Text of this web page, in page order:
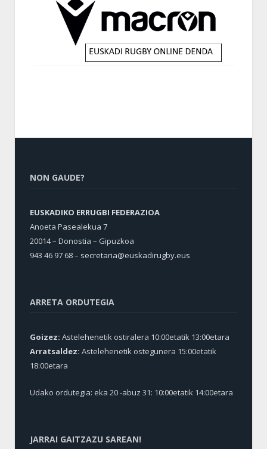
NON GAUDE?
EUSKADIKO ERRUGBI FEDERAZIOA
Anoeta Pasealekua 7
20014 – Donostia – Gipuzkoa
943 46 97 68 – secretaria@euskadirugby.eus
ARRETA ORDUTEGIA
Goizez: Astelehenetik ostiralera 10:00etatik 13:00etara
Arratsaldez: Astelehenetik ostegunera 15:00etatik
18:00etara
Udako ordutegia: eka 20 -abuz 31: 10:00etatik 14:00etara
JARRAI GAITZAZU SAREAN!